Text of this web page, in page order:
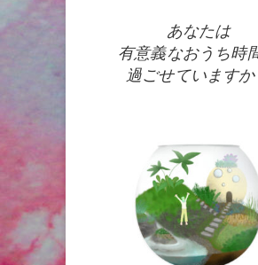
あなたは
有意義なおうち時
過ごせていますか